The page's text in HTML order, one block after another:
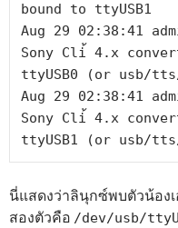
bound to ttyUSB1
Aug 29 02:38:41
Sony Cli้ 4.x
ttyUSB0 (or usb/
Aug 29 02:38:41
Sony Cli้ 4.x
ttyUSB1 (or usb/
นี่แสดงว่าลินุกซ์พบตัวน้องเ
สองตัวคือ /dev/usb/